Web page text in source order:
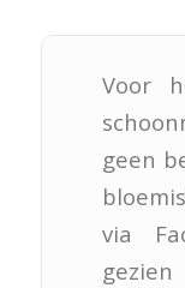
Voor
geen
via